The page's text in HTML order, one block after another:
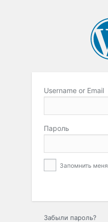
Username or Email
Пароль
Запомнить меня
Забыли пароль?